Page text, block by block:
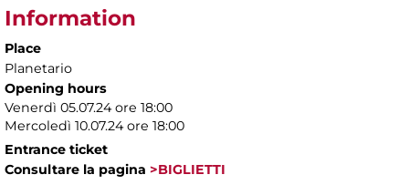
Information
Place
Planetario
Opening hours
Venerdì 05.07.24 ore 18:00
Mercoledì 10.07.24 ore 18:00
Entrance ticket
Consultare la pagina >BIGLIETTI